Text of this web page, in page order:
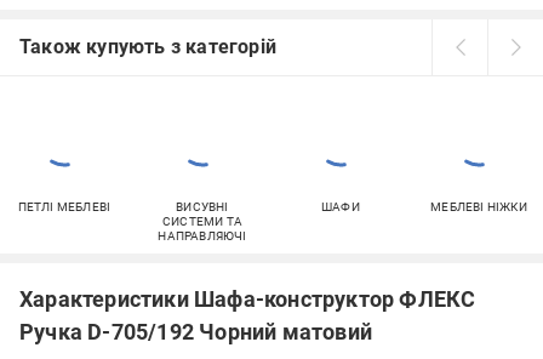
Також купують з категорій
ПЕТЛІ МЕБЛЕВІ
ВИСУВНІ
СИСТЕМИ ТА
НАПРАВЛЯЮЧІ
ШАФИ МЕБЛЕВІ НІЖКИ
Характеристики Шафа-конструктор ФЛЕКС
Ручка D-705/192 Чорний матовий